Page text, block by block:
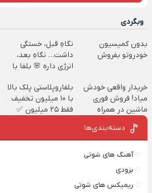
وبگردی
بدون کمیسیون
خودروتو بفروش
نگاهِ قبل، خستگی
داشت... نگاهِ بعد،
انرژی داره 🌸 بلفا با
خریدار واقعی خودش
میاد! فروش فوری
ماشین در همراه
مکانیک
بلفاروپلاستی پلک بالا
با ۱۰ میلیون تخفیف
فقط ۲۵ میلیون ✅
دسته‌بندی‌ها
آهنگ های شوتی
بزودی
ریمیکس های شوتی